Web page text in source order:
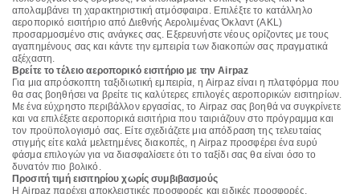
απολαμβάνει τη χαρακτηριστική ατμόσφαιρα. Επιλέξτε το κατάλληλο
αεροπορικό εισιτήριο από Διεθνής Αερολιμένας Όκλαντ (AKL)
προσαρμοσμένο στις ανάγκες σας. Εξερευνήστε νέους ορίζοντες με τους
αγαπημένους σας και κάντε την εμπειρία των διακοπών σας πραγματικά
αξέχαστη.
Βρείτε το τέλειο αεροπορικό εισιτήριο με την Airpaz
Για μια απρόσκοπτη ταξιδιωτική εμπειρία, η Airpaz είναι η πλατφόρμα που
θα σας βοηθήσει να βρείτε τις καλύτερες επιλογές αεροπορικών εισιτηρίων.
Με ένα εύχρηστο περιβάλλον εργασίας, το Airpaz σας βοηθά να συγκρίνετε
και να επιλέξετε αεροπορικά εισιτήρια που ταιριάζουν στο πρόγραμμα και
τον προϋπολογισμό σας. Είτε σχεδιάζετε μια απόδραση της τελευταίας
στιγμής είτε καλά μελετημένες διακοπές, η Airpaz προσφέρει ένα ευρύ
φάσμα επιλογών για να διασφαλίσετε ότι το ταξίδι σας θα είναι όσο το
δυνατόν πιο βολικό.
Προσιτή τιμή εισιτηρίου χωρίς συμβιβασμούς
Η Airpaz παρέχει αποκλειστικές προσφορές και ειδικές προσφορές,